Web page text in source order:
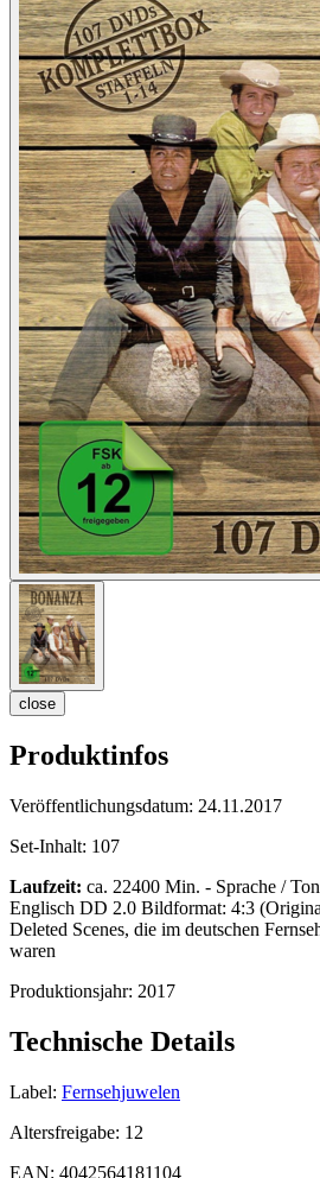
close
Produktinfos
Veröffentlichungsdatum: 24.11.2017
Set-Inhalt: 107
Laufzeit: ca. 22400 Min. - Sprache /
Englisch DD 2.0 Bildformat: 4:3
Deleted Scenes, die im deutschen
waren
Produktionsjahr: 2017
Technische Details
Label: Fernsehjuwelen
Altersfreigabe: 12
EAN: 4042564181104